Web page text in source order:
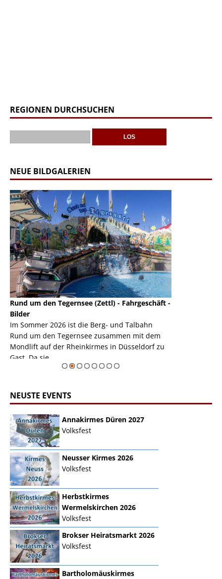
REGIONEN DURCHSUCHEN
NEUE BILDGALERIEN
Rund um den Tegernsee (Zettl) - Fahrgeschäft -
Bilder
Im Sommer 2026 ist die Berg- und Talbahn
Rund um den Tegernsee zusammen mit dem
Mondlift auf der Rheinkirmes in Düsseldorf zu
Gast. Da sie ...
NEUSTE EVENTS
Annakirmes Düren 2027
Volksfest
Neusser Kirmes 2026
Volksfest
Herbstkirmes
Wermelskirchen 2026
Volksfest
Brokser Heiratsmarkt 2026
Volksfest
Bartholomäuskirmes